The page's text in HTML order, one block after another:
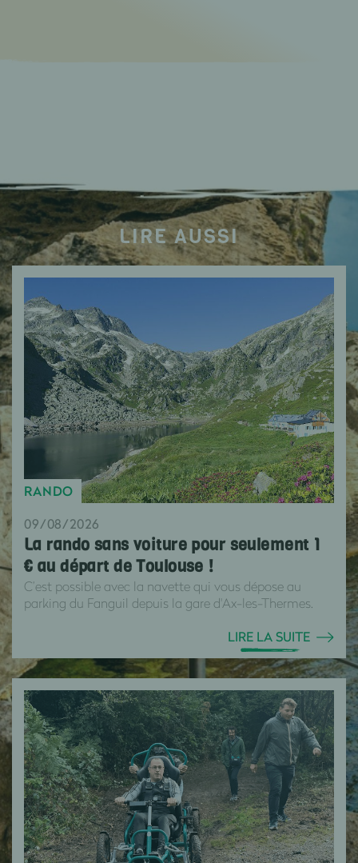
LIRE AUSSI
RANDO
09/08/2026
La rando sans voiture pour seulement 1
€ au départ de Toulouse !
C’est possible avec la navette qui vous dépose au
parking du Fanguil depuis la gare d'Ax-les-Thermes.
LIRE LA SUITE